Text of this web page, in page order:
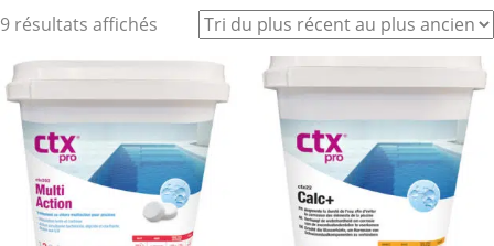
9 résultats affichés